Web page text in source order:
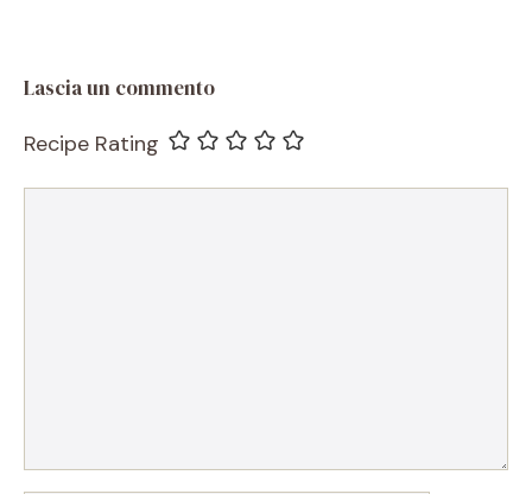
Lascia un commento
Recipe Rating